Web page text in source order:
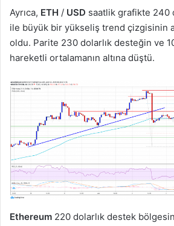
Ayrıca, ETH / USD saatlik grafikte 240
ile büyük bir yükseliş trend çizgisinin
oldu. Parite 230 dolarlık desteğin ve
hareketli ortalamanın altına düştü.
Ethereum 220 dolarlık destek